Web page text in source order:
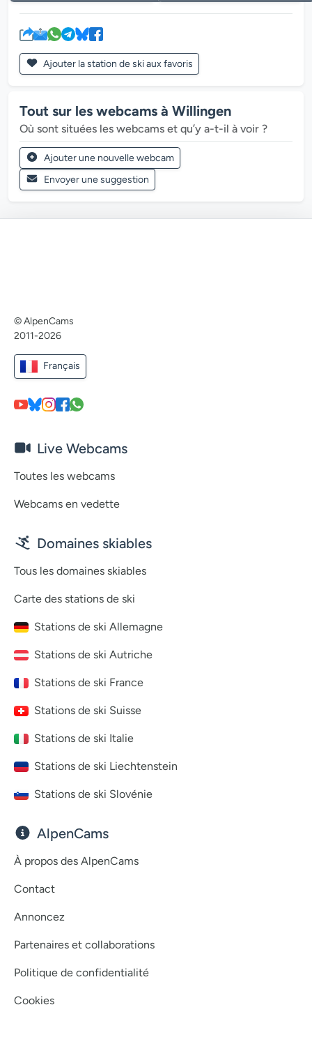
Ajouter la station de ski aux favoris
Tout sur les webcams à Willingen
Où sont situées les webcams et qu’y a-t-il à voir ?
Ajouter une nouvelle webcam
Envoyer une suggestion
© AlpenCams
2011-2026
Français
Live Webcams
Toutes les webcams
Webcams en vedette
Domaines skiables
Tous les domaines skiables
Carte des stations de ski
Stations de ski Allemagne
Stations de ski Autriche
Stations de ski France
Stations de ski Suisse
Stations de ski Italie
Stations de ski Liechtenstein
Stations de ski Slovénie
AlpenCams
À propos des AlpenCams
Contact
Annoncez
Partenaires et collaborations
Politique de confidentialité
Cookies